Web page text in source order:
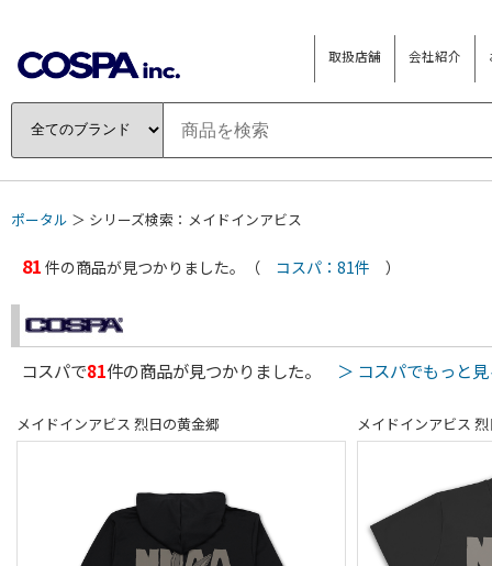
取扱店舗 会社紹介
ポータル ＞ シリーズ検索：メイドインアビス
81 件の商品が見つかりました。（ コスパ：81件 ）
コスパで81件の商品が見つかりました。 ＞ コスパでもっと
メイドインアビス 烈日の黄金郷 メイドインアビス